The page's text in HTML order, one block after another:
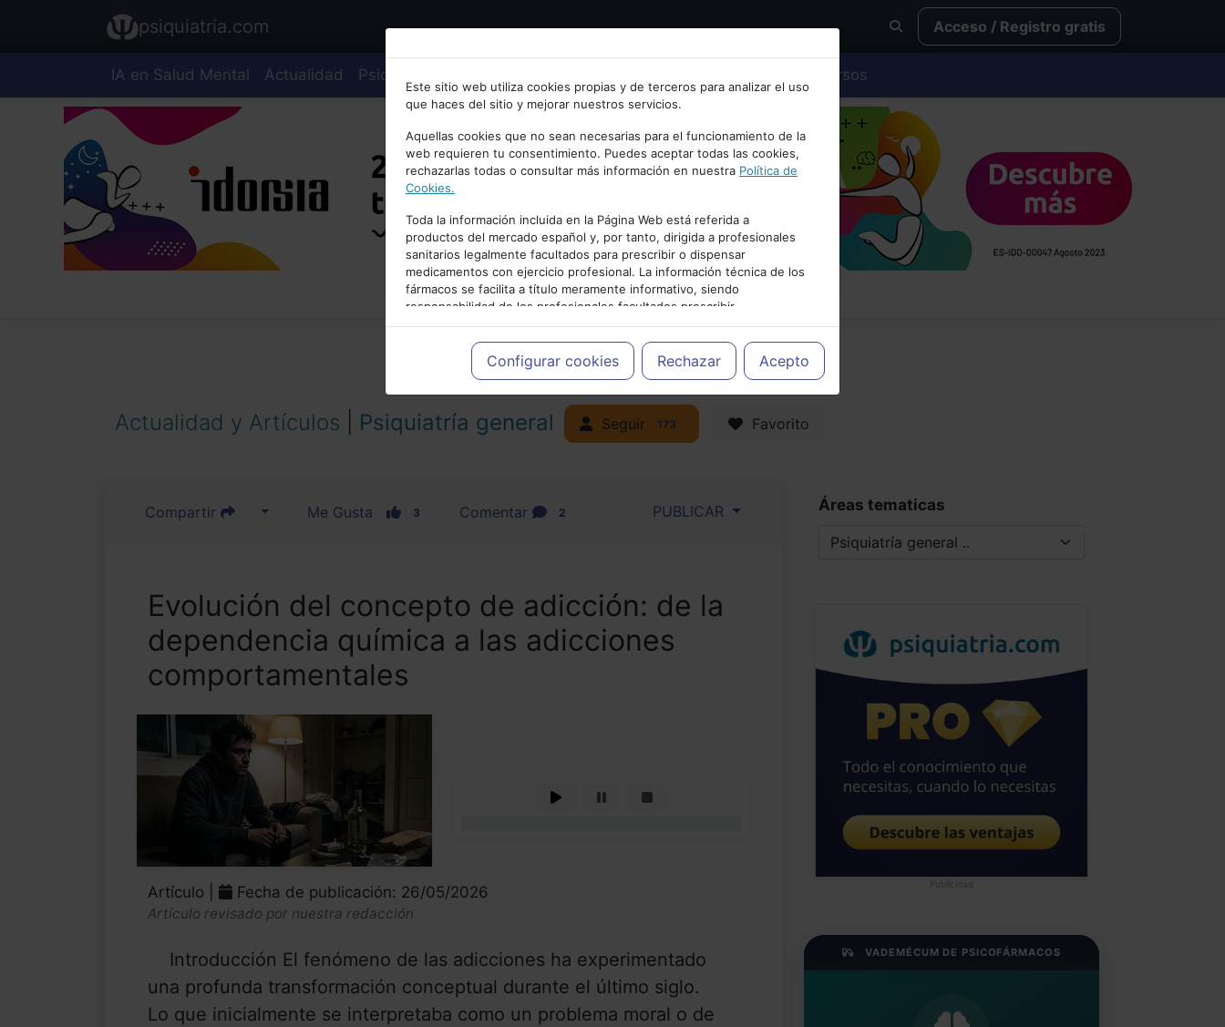
Bienvenid@ a psiquiatria.com
Escribe tu Email
Accede o regístrate con tu email.
Cancelar
psiquiatria.com Acceso / Registro gratis
IA en Salud Mental Actualidad Psiquiatría Cursos
Este sitio web utiliza cookies propias y de terceros para analizar el uso
que haces del sitio y mejorar nuestros servicios.
Aquellas cookies que no sean necesarias para el funcionamiento de la
web requieren tu consentimiento. Puedes aceptar todas las cookies,
rechazarlas todas o consultar más información en nuestra Política de
Cookies.
Toda la información incluida en la Página Web está referida a
productos del mercado español y, por tanto, dirigida a profesionales
sanitarios legalmente facultados para prescribir o dispensar
medicamentos con ejercicio profesional. La información técnica de los
fármacos se facilita a título meramente informativo, siendo
responsabilidad de los profesionales facultados prescribir
medicamentos y decidir, en cada caso concreto, el tratamiento más
adecuado a las necesidades del paciente.
Configurar cookies Rechazar Acepto
PUBLICIDAD
Actualidad y Artículos Psiquiatría general Seguir 173 Favorito
Compartir Me Gusta 3 Comentar 2 PUBLICAR
Evolución del concepto de adicción: de la
dependencia química a las adicciones
comportamentales
Artículo | Fecha de publicación: 26/05/2026
Artículo revisado por nuestra redacción
Introducción El fenómeno de las adicciones ha experimentado
una profunda transformación conceptual durante el último siglo.
Lo que inicialmente se interpretaba como un problema moral o de
Áreas tematicas
Publicidad
VADEMÉCUM DE PSICOFÁRMACOS